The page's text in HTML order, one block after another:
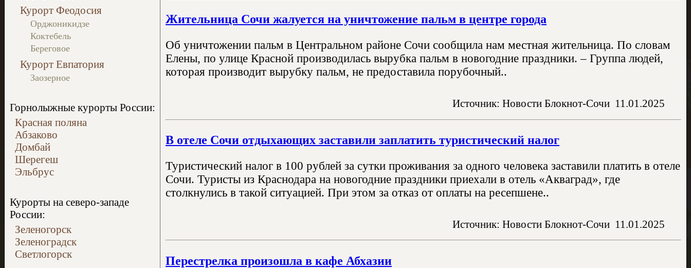
Курорт Феодосия
Орджоникидзе
Коктебель
Береговое
Курорт Евпатория
Заозерное
Горнолыжные курорты России:
Красная поляна
Абзаково
Домбай
Шерегеш
Эльбрус
Курорты на северо-западе
России:
Зеленогорск
Зеленоградск
Светлогорск
Жительница Сочи жалуется на уничтожение пальм в центре города
Об уничтожении пальм в Центральном районе Сочи сообщила нам местная жительница. По словам
Елены, по улице Красной производилась вырубка пальм в новогодние праздники. – Группа людей,
которая производит вырубку пальм, не предоставила порубочный..
Источник: Новости Блокнот-Сочи 11.01.2025
В отеле Сочи отдыхающих заставили заплатить туристический налог
Туристический налог в 100 рублей за сутки проживания за одного человека заставили платить в отеле
Сочи. Туристы из Краснодара на новогодние праздники приехали в отель «Акваград», где
столкнулись в такой ситуацией. При этом за отказ от оплаты на ресепшене..
Источник: Новости Блокнот-Сочи 11.01.2025
Перестрелка произошла в кафе Абхазии